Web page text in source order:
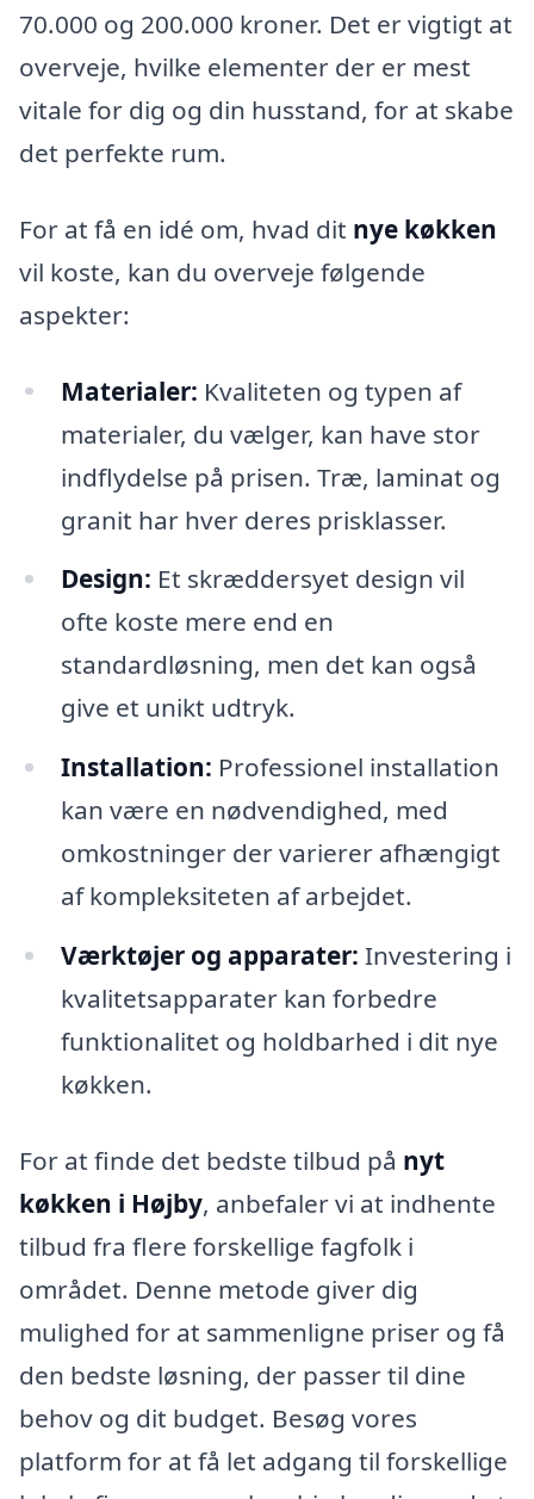
70.000 og 200.000 kroner. Det er vigtigt at
overveje, hvilke elementer der er mest
vitale for dig og din husstand, for at skabe
det perfekte rum.
For at få en idé om, hvad dit nye køkken
vil koste, kan du overveje følgende
aspekter:
Materialer: Kvaliteten og typen af
materialer, du vælger, kan have stor
indflydelse på prisen. Træ, laminat og
granit har hver deres prisklasser.
Design: Et skræddersyet design vil
ofte koste mere end en
standardløsning, men det kan også
give et unikt udtryk.
Installation: Professionel installation
kan være en nødvendighed, med
omkostninger der varierer afhængigt
af kompleksiteten af arbejdet.
Værktøjer og apparater: Investering i
kvalitetsapparater kan forbedre
funktionalitet og holdbarhed i dit nye
køkken.
For at finde det bedste tilbud på nyt
køkken i Højby, anbefaler vi at indhente
tilbud fra flere forskellige fagfolk i
området. Denne metode giver dig
mulighed for at sammenligne priser og få
den bedste løsning, der passer til dine
behov og dit budget. Besøg vores
platform for at få let adgang til forskellige